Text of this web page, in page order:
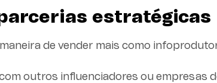
estratégicas
de vender mais como
outros influenciadores ou empresas